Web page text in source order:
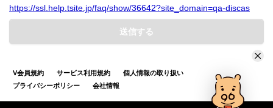
https://ssl.help.tsite.jp/faq/show/36642?site_domain=qa-discas
送信する
V会員規約 サービス利用規約
個人情報の取り扱い
プライバシーポリシー
会社情報